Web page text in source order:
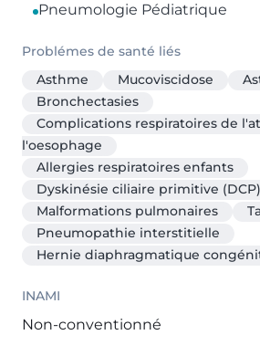
Pneumologie Pédiatrique
Problémes de santé liés
Asthme Mucoviscidose
Bronchectasies
Complications respiratoires de
l'oesophage
Allergies respiratoires enfants
Dyskinésie ciliaire primitive (DCP)
Malformations pulmonaires
Pneumopathie interstitielle
Hernie diaphragmatique
INAMI
Non-conventionné